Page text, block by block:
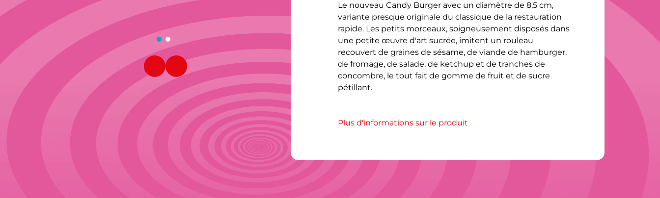
Le nouveau Candy Burger avec un diamètre de 8,5 cm,
variante presque originale du classique de la restauration
rapide. Les petits morceaux, soigneusement disposés dans
une petite œuvre d'art sucrée, imitent un rouleau
recouvert de graines de sésame, de viande de hamburger,
de fromage, de salade, de ketchup et de tranches de
concombre, le tout fait de gomme de fruit et de sucre
pétillant.
Plus d'informations sur le produit